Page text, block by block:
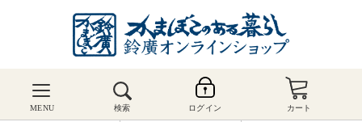
MENU 検索 ログイン カート